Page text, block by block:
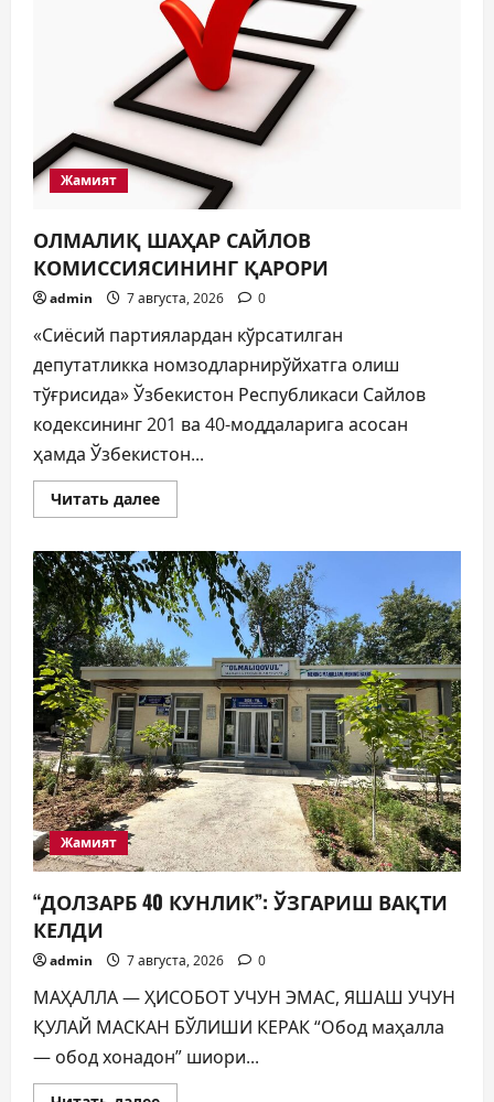
Жамият
ОЛМАЛИҚ ШАҲАР САЙЛОВ
КОМИССИЯСИНИНГ ҚАРОРИ
admin 7 августа, 2026 0
«Сиёсий партиялардан кўрсатилган
депутатликка номзодларнирўйхатга олиш
тўғрисида» Ўзбекистон Республикаси Сайлов
кодексининг 201 ва 40-моддаларига асосан
ҳамда Ўзбекистон...
Читать далееПрочитать
больше
ШАҲАР
САЙЛОВ
КОМИССИЯСИНИНГ
ҚАРОРИ
Жамият
“ДОЛЗАРБ 40 КУНЛИК”: ЎЗГАРИШ ВАҚТИ
КЕЛДИ
admin 7 августа, 2026 0
МАҲАЛЛА — ҲИСОБОТ УЧУН ЭМАС, ЯШАШ УЧУН
ҚУЛАЙ МАСКАН БЎЛИШИ КЕРАК “Обод маҳалла
— обод хонадон” шиори...